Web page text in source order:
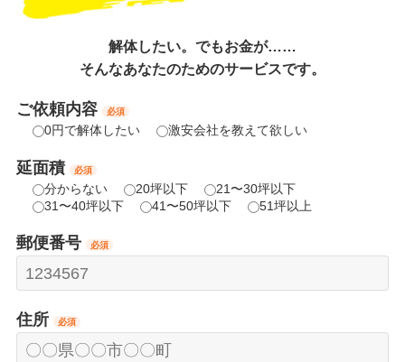
解体したい。でもお金が……
そんなあなたのためのサービスです。
ご依頼内容 必須
0円で解体したい 激安会社を教えて欲しい
延面積 必須
分からない 20坪以下
21〜30坪以下
31〜40坪以下
41〜50坪以下 51坪以上
郵便番号 必須
住所 必須